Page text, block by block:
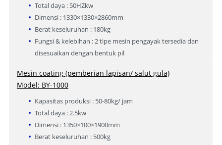
Total daya : 50HZkw
Dimensi : 1330×1330×2860mm
Berat keseluruhan : 180kg
Fungsi & kelebihan : 2 tipe mesin pengayak tersedia dan
disesuaikan dengan bentuk pil
Mesin coating (pemberian lapisan/ salut gula)
Model: BY-1000
Kapasitas produksi : 50-80kg/ jam
Total daya : 2.5kw
Dimensi : 1350×100×1900mm
Berat keseluruhan : 500kg